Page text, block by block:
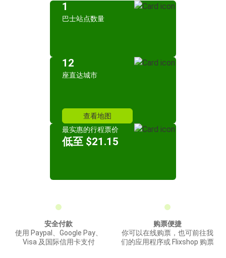
1
巴士站点数量
12
座直达城市
查看地图
最实惠的行程票价
低至 $21.15
安全付款
使用 Paypal、Google Pay、
Visa 及国际信用卡支付
购票便捷
你可以在线购票，也可前往我
们的应用程序或 Flixshop 购票